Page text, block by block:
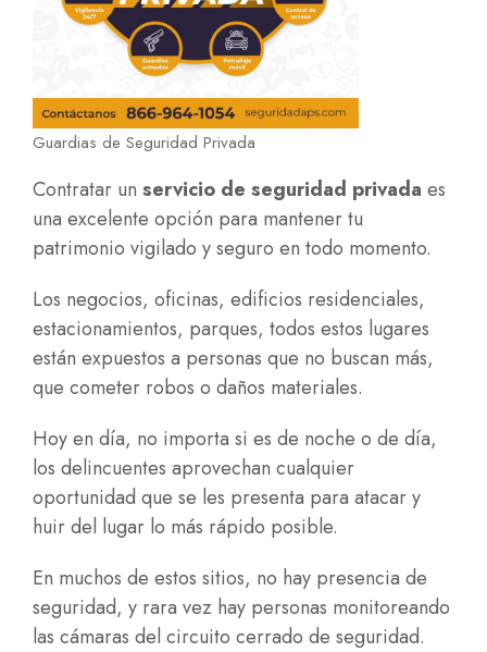
Guardias de Seguridad Privada
Contratar un servicio de seguridad privada es
una excelente opción para mantener tu
patrimonio vigilado y seguro en todo momento.
Los negocios, oficinas, edificios residenciales,
estacionamientos, parques, todos estos lugares
están expuestos a personas que no buscan más,
que cometer robos o daños materiales.
Hoy en día, no importa si es de noche o de día,
los delincuentes aprovechan cualquier
oportunidad que se les presenta para atacar y
huir del lugar lo más rápido posible.
En muchos de estos sitios, no hay presencia de
seguridad, y rara vez hay personas monitoreando
las cámaras del circuito cerrado de seguridad.